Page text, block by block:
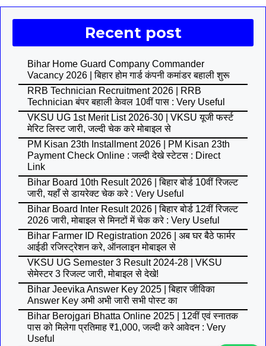
Recent post
Bihar Home Guard Company Commander
Vacancy 2026 | बिहार होम गार्ड कंपनी कमांडर बहाली शुरू
RRB Technician Recruitment 2026 | RRB
Technician बंपर बहाली केवल 10वीं पास : Very Useful
VKSU UG 1st Merit List 2026-30 | VKSU यूजी फर्स्ट
मेरिट लिस्ट जारी, जल्दी चेक करे मोबाइल से
PM Kisan 23th Installment 2026 | PM Kisan 23th
Payment Check Online : जल्दी देखे स्टेटस : Direct
Link
Bihar Board 10th Result 2026 | बिहार बोर्ड 10वीं रिजल्ट
जारी, यहाँ से डायरेक्ट चेक करे : Very Useful
Bihar Board Inter Result 2026 | बिहार बोर्ड 12वीं रिजल्ट
2026 जारी, मोबाइल से मिनटों में चेक करे : Very Useful
Bihar Farmer ID Registration 2026 | अब घर बैठे फार्मर
आईडी रजिस्ट्रेशन करे, ऑनलाइन मोबाइल से
VKSU UG Semester 3 Result 2024-28 | VKSU
सेमेस्टर 3 रिजल्ट जारी, मोबाइल से देखे!
Bihar Jeevika Answer Key 2025 | बिहार जीविका
Answer Key अभी अभी जारी सभी पोस्ट का
Bihar Berojgari Bhatta Online 2025 | 12वीं एवं स्नातक
पास को मिलेगा प्रतिमाह ₹1,000, जल्दी करे आवेदन : Very
Useful